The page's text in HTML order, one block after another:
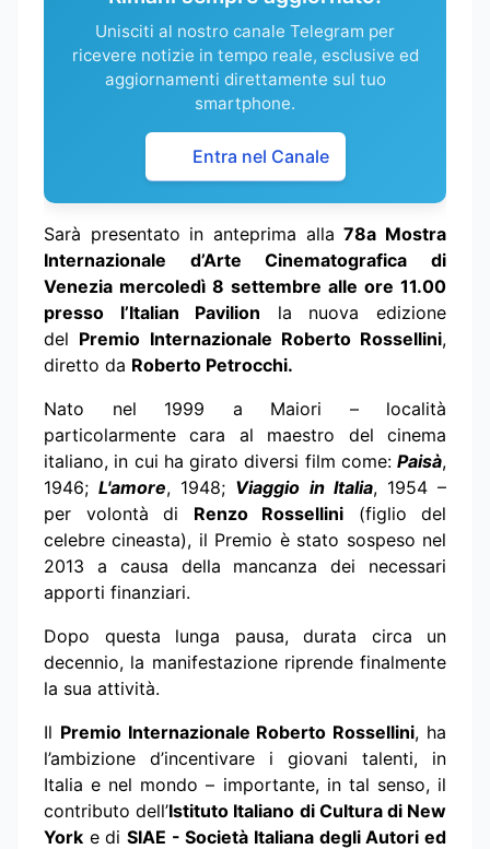
Unisciti al nostro canale Telegram per
ricevere notizie in tempo reale, esclusive ed
aggiornamenti direttamente sul tuo
smartphone.
Entra nel Canale
Sarà presentato in anteprima alla78a Mostra
Internazionale d’Arte Cinematografica di
Venezia mercoledì 8 settembre alle ore 11.00
presso l’Italian Pavilion
la nuova edizione
del Premio Internazionale Roberto Rossellini,
diretto da Roberto Petrocchi.
Nato nel 1999 a Maiori – località
particolarmente cara al maestro del cinema
italiano, in cui ha girato diversi film come: Paisà,
1946; L'amore, 1948; Viaggio in Italia, 1954 –
per volontà di
Renzo Rossellini (figlio del
celebre cineasta), il Premio è stato sospeso nel
2013 a causa della mancanza dei necessari
apporti finanziari.
Dopo questa lunga pausa, durata circa un
decennio, la manifestazione riprende finalmente
la sua attività.
Il Premio Internazionale Roberto Rossellini, ha
l’ambizione d’incentivare i giovani talenti, in
Italia e nel mondo – importante, in tal senso, il
contributo dell’Istituto Italiano di Cultura di New
York e di SIAE - Società Italiana degli Autori ed